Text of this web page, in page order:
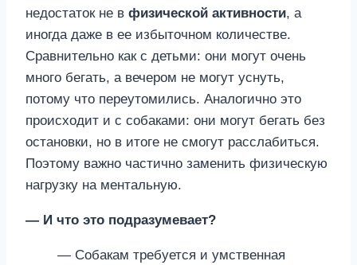
недостаток не в физической активности, а
иногда даже в ее избыточном количестве.
Сравнительно как с детьми: они могут очень
много бегать, а вечером не могут уснуть,
потому что переутомились. Аналогично это
происходит и с собаками: они могут бегать без
остановки, но в итоге не смогут расслабиться.
Поэтому важно частично заменить физическую
нагрузку на ментальную.
— И что это подразумевает?
— Собакам требуется и умственная